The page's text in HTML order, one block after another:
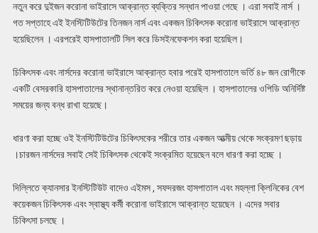
নতুন করে দুইজন করোনা ভাইরাসে আক্রান্ত ব্যক্তির সন্ধান পাওয়া গেছে । এরা সবাই নার্স ।
গত সপ্তাহে এই ইনস্টিটিউটের তিনজন নার্স এবং একজন চিকিৎসক করোনা ভাইরাসে আক্রান্ত
হয়েছিলেন । এরপরেই হাসপাতালটি সিল করে ডিসইনফেকশন করা হয়েছিল।
চিকিৎসক এবং নার্সদের করোনা ভাইরাসে আক্রান্ত হবার পরেই হাসপাতালে ভর্তি ৪৮ জন রোগীকে
একটি বেসরকারি হাসপাতালের স্থানান্তরিত করে নেওয়া হয়েছিল । হাসপাতালের ওপিডি অনির্দিষ্ট
সময়ের জন্য বন্ধ রাখা হয়েছে।
ধারণা করা হচ্ছে ওই ইনস্টিটিউটের চিকিৎসকের শরীরে তার একজন আত্মীয় থেকে সংক্রমণ ছড়ায়
।চারজন নার্সদের সবাই সেই চিকিৎসক থেকেই সংক্রমিত হয়েছেন বলে ধারণা করা হচ্ছে ।
দিল্লিতে ক্যানসার ইনস্টিটিউট বাদেও এইমস , সফদরজং হাসপাতাল এবং মহল্লা ক্লিনিকের বেশ
কয়েকজন চিকিৎসক এবং স্বাস্থ্য কর্মী করোনা ভাইরাসে আক্রান্ত হয়েছেন । এদের সবার
চিকিৎসা চলছে ।